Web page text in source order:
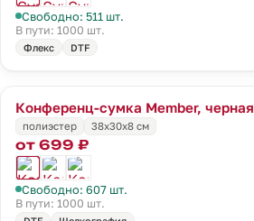
Свободно: 511 шт.
В пути: 1000 шт.
Флекс DTF
Конференц-сумка Member, черная
полиэстер
38х30х8 см
от 699 ₽
Свободно: 607 шт.
В пути: 1000 шт.